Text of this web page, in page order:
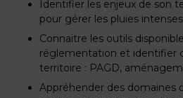
Identifier les enjeux de son
pour gérer les pluies
Connaitre les outils
réglementation et identifier
territoire : PAGD,
Appréhender des domaines